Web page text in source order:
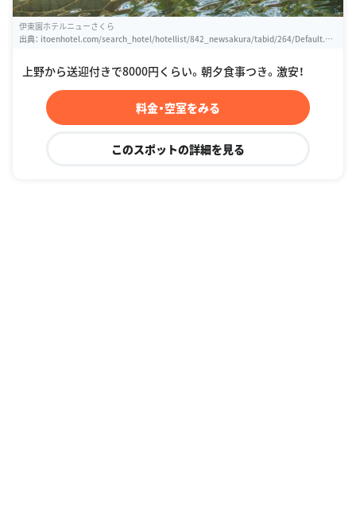
伊東園ホテルニューさくら
出典： itoenhotel.com/search_hotel/hotellist/842_newsakura/tabid/264/Default.as
上野から送迎付きで8000円くらい。朝夕食事つき。激安！
料金・空室をみる
このスポットの詳細を見る